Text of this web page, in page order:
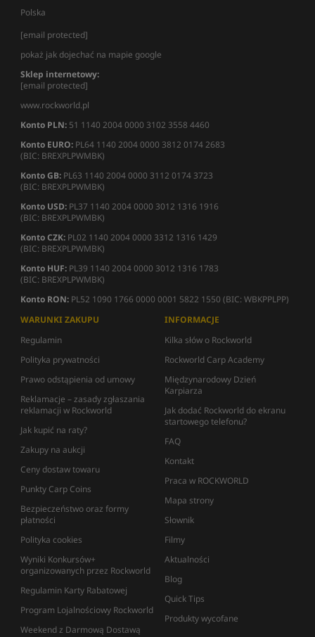
Polska
[email protected]
pokaż jak dojechać na mapie google
Sklep internetowy:
[email protected]
www.rockworld.pl
Konto PLN: 51 1140 2004 0000 3102 3558 4460
Konto EURO: PL64 1140 2004 0000 3812 0174 2683
(BIC: BREXPLPWMBK)
Konto GB: PL63 1140 2004 0000 3112 0174 3723
(BIC: BREXPLPWMBK)
Konto USD: PL37 1140 2004 0000 3012 1316 1916
(BIC: BREXPLPWMBK)
Konto CZK: PL02 1140 2004 0000 3312 1316 1429
(BIC: BREXPLPWMBK)
Konto HUF: PL39 1140 2004 0000 3012 1316 1783
(BIC: BREXPLPWMBK)
Konto RON: PL52 1090 1766 0000 0001 5822 1550 (BIC: WBKPPLPP)
WARUNKI ZAKUPU
Regulamin
Polityka prywatności
Prawo odstąpienia od umowy
Reklamacje – zasady zgłaszania
reklamacji w Rockworld
Jak kupić na raty?
Zakupy na aukcji
Ceny dostaw towaru
Punkty Carp Coins
Bezpieczeństwo oraz formy
płatności
Polityka cookies
Wyniki Konkursów+
organizowanych przez Rockworld
Regulamin Karty Rabatowej
Program Lojalnościowy Rockworld
Weekend z Darmową Dostawą
INFORMACJE
Kilka słów o Rockworld
Rockworld Carp Academy
Międzynarodowy Dzień
Karpiarza
Jak dodać Rockworld do ekranu
startowego telefonu?
FAQ
Kontakt
Praca w ROCKWORLD
Mapa strony
Słownik
Filmy
Aktualności
Blog
Quick Tips
Produkty wycofane